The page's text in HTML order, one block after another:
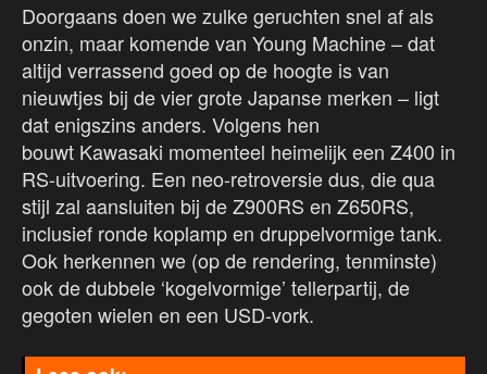
Doorgaans doen we zulke geruchten snel af als
onzin, maar komende van Young Machine – dat
altijd verrassend goed op de hoogte is van
nieuwtjes bij de vier grote Japanse merken – ligt
dat enigszins anders. Volgens hen
bouwt Kawasaki momenteel heimelijk een Z400 in
RS-uitvoering. Een neo-retroversie dus, die qua
stijl zal aansluiten bij de Z900RS en Z650RS,
inclusief ronde koplamp en druppelvormige tank.
Ook herkennen we (op de rendering, tenminste)
ook de dubbele ‘kogelvormige’ tellerpartij, de
gegoten wielen en een USD-vork.